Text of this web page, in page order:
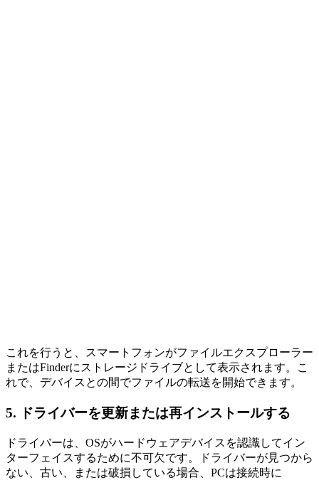
これを行うと、スマートフォンがファイルエクスプローラー
またはFinderにストレージドライブとして表示されます。こ
れで、デバイスとの間でファイルの転送を開始できます。
5. ドライバーを更新または再インストールする
ドライバーは、OSがハードウェアデバイスを認識してイン
ターフェイスするために不可欠です。ドライバーが見つから
ない、古い、または破損している場合、PCは接続時に